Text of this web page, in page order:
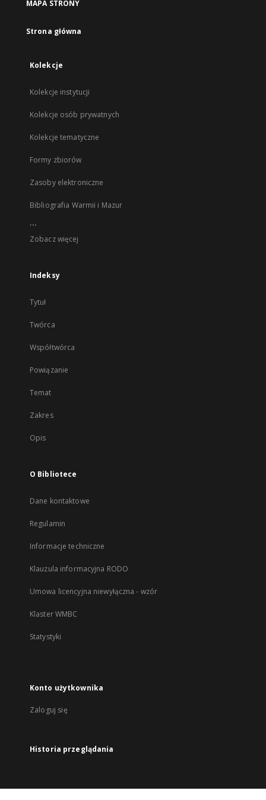
MAPA STRONY
Strona główna
Kolekcje
Kolekcje instytucji
Kolekcje osób prywatnych
Kolekcje tematyczne
Formy zbiorów
Zasoby elektroniczne
Bibliografia Warmii i Mazur
...
Zobacz więcej
Indeksy
Tytuł
Twórca
Współtwórca
Powiązanie
Temat
Zakres
Opis
O Bibliotece
Dane kontaktowe
Regulamin
Informacje techniczne
Klauzula informacyjna RODO
Umowa licencyjna niewyłączna - wzór
Klaster WMBC
Statystyki
Konto użytkownika
Zaloguj się
Historia przeglądania